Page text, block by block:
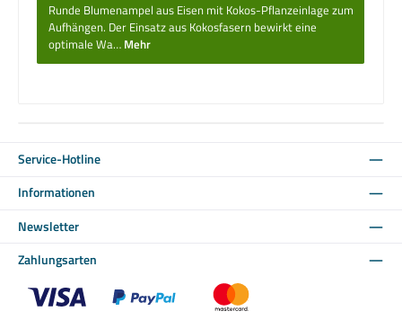
Runde Blumenampel aus Eisen mit Kokos-Pflanzeinlage zum
Aufhängen. Der Einsatz aus Kokosfasern bewirkt eine
optimale Wa… Mehr
Service-Hotline
Informationen
Newsletter
Zahlungsarten